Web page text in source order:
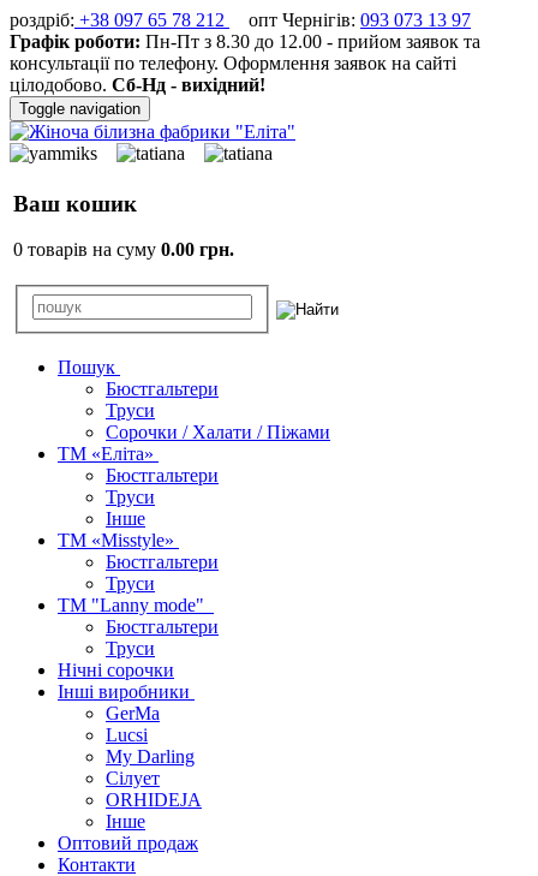
роздріб: +38 097 65 78 212 опт Чернігів: 093 073 13 97
Графік роботи: Пн-Пт з 8.30 до 12.00 - прийом заявок та
консультації по телефону. Оформлення заявок на сайті
цілодобово. Сб-Нд - вихідний!
Toggle navigation
Ваш кошик
0 товарів на суму 0.00 грн.
Пошук
Бюстгальтери
Труси
Сорочки / Халати / Піжами
ТМ «Еліта»
Бюстгальтери
Труси
Інше
ТМ «Misstyle»
Бюстгальтери
Труси
ТМ "Lanny mode"
Бюстгальтери
Труси
Нічні сорочки
Інші виробники
GerMa
Lucsi
My Darling
Сілует
ORHIDEJA
Інше
Оптовий продаж
Контакти